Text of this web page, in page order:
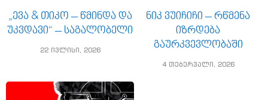
„ევა & თიკო – წმინდა და
უკვდავი“ – საგალობელი
22 ივლისი, 2026
ნიკ ვუიჩიჩი – რწმენა
იზრდება
გაურკვევლობაში
4 თებერვალი, 2026